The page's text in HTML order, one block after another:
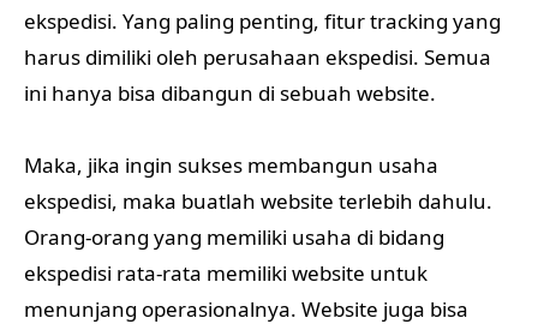
ekspedisi. Yang paling penting, fitur tracking yang
harus dimiliki oleh perusahaan ekspedisi. Semua
ini hanya bisa dibangun di sebuah website.
Maka, jika ingin sukses membangun usaha
ekspedisi, maka buatlah website terlebih dahulu.
Orang-orang yang memiliki usaha di bidang
ekspedisi rata-rata memiliki website untuk
menunjang operasionalnya. Website juga bisa